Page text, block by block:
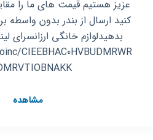
عزیز هستیم قیمت های ما را
کنید ارسال از بندر بدون واسطه
بدهیدلوازم خانگی ارزانسرای
CIEEBHAC0HVBUDMRWR
مشاهدهکانال